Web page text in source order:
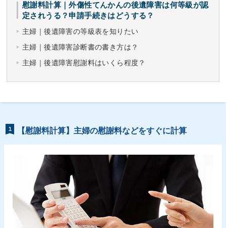
慰謝料計算｜外傷性てんかんの後遺障害は何等級が認
定されうる？申請手続きはどうする？
主婦｜後遺障害の等級表を知りたい
主婦｜後遺障害診断書の書き方は？
主婦｜後遺障害慰謝料はいくら程度？
1 【慰謝料計算】主婦の慰謝料などをすぐに計算